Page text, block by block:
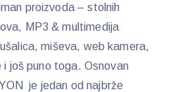
proizvoda – stolnih
MP3 & multimedija
miševa, web kamera,
i još puno toga. Osnovan
je jedan od najbrže